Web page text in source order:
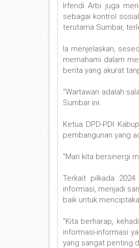
Irfendi Arbi juga
sebagai kontrol
terutama Sumbar,
Ia menjelaskan,
memahami dalam
berita yang akurat
“Wartawan adalah
Sumbar ini.
Ketua DPD-PDI
pembangunan yang
“Mari kita bersinergi
Terkait pilkada
informasi, menjadi
baik untuk
“Kita berharap,
informasi-informasi
yang sangat penting